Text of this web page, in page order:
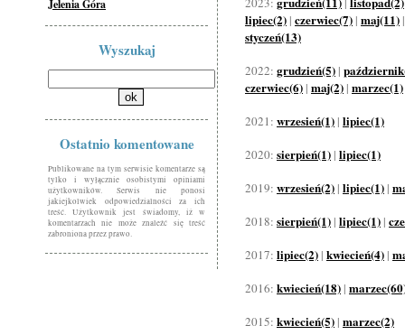
Jelenia Góra
Wyszukaj
Ostatnio komentowane
Publikowane na tym serwisie komentarze są
tylko i wyłącznie osobistymi opiniami
użytkowników. Serwis nie ponosi
jakiejkolwiek odpowiedzialności za ich
treść. Użytkownik jest świadomy, iż w
komentarzach nie może znaleźć się treść
zabroniona przez prawo.
lipiec(2) | czerwiec(7) | maj(11)
styczeń(13)
2022: grudzień(5) |
czerwiec(6) | maj(2) | marzec(1)
2021: wrzesień(1) | lipiec(1)
2020: sierpień(1) | lipiec(1)
2019: wrzesień(2) | lipiec(1) |
2018: sierpień(1) | lipiec(1) |
2017: lipiec(2) | kwiecień(4) |
2016: kwiecień(18) |
2015: kwiecień(5) | marzec(2)